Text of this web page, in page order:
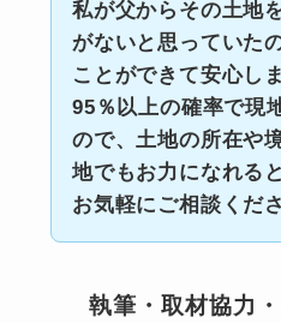
私が父からその土地
がないと思っていた
ことができて安心し
95％以上の確率で現
ので、土地の所在や
地でもお力になれる
お気軽にご相談くださ
執筆・取材協力